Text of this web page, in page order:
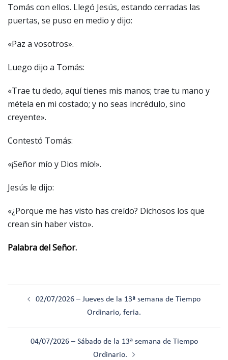
Tomás con ellos. Llegó Jesús, estando cerradas las
puertas, se puso en medio y dijo:
«Paz a vosotros».
Luego dijo a Tomás:
«Trae tu dedo, aquí tienes mis manos; trae tu mano y
métela en mi costado; y no seas incrédulo, sino
creyente».
Contestó Tomás:
«¡Señor mío y Dios mío!».
Jesús le dijo:
«¿Porque me has visto has creído? Dichosos los que
crean sin haber visto».
Palabra del Señor.
02/07/2026 – Jueves de la 13ª semana de Tiempo
Ordinario, feria.
04/07/2026 – Sábado de la 13ª semana de Tiempo
Ordinario.